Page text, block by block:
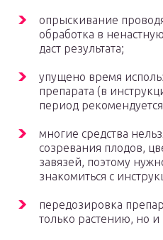
опрыскивание
обработка в
даст результата;
упущено время
препарата (в
период
многие средства
созревания плодов,
завязей, поэтому
знакомиться с
передозировка
только растению, но и